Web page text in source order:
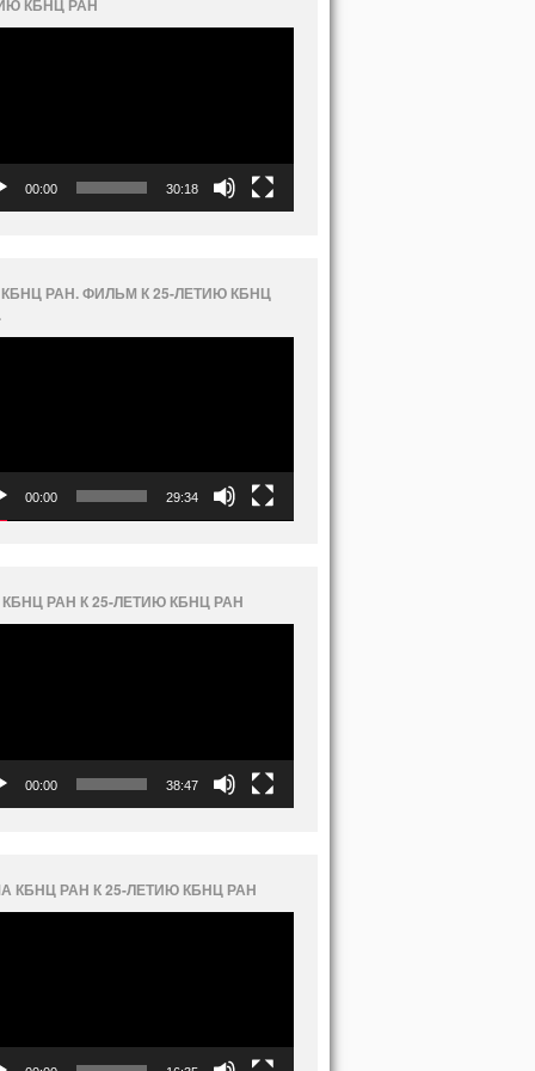
КБНЦ РАН
00:00 30:18
РАН. ФИЛЬМ К 25-ЛЕТИЮ КБНЦ
00:00 29:34
РАН К 25-ЛЕТИЮ КБНЦ РАН
00:00 38:47
КБНЦ РАН К 25-ЛЕТИЮ КБНЦ РАН